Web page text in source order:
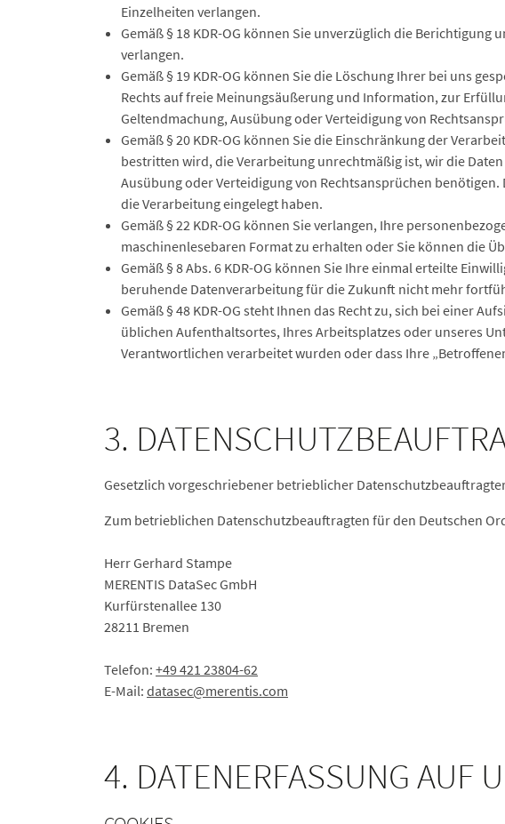
Einzelheiten verlangen.
Gemäß § 18 KDR-OG können Sie unverzüglich die
verlangen.
Gemäß § 19 KDR-OG können Sie die Löschung Ihrer bei uns
Rechts auf freie Meinungsäußerung und Information, zur
Geltendmachung, Ausübung oder Verteidigung von
Gemäß § 20 KDR-OG können Sie die Einschränkung der
bestritten wird, die Verarbeitung unrechtmäßig ist, wir die
Ausübung oder Verteidigung von Rechtsansprüchen benötigen.
die Verarbeitung eingelegt haben.
Gemäß § 22 KDR-OG können Sie verlangen, Ihre
maschinenlesebaren Format zu erhalten oder Sie können die
Gemäß § 8 Abs. 6 KDR-OG können Sie Ihre einmal erteilte
beruhende Datenverarbeitung für die Zukunft nicht mehr
Gemäß § 48 KDR-OG steht Ihnen das Recht zu, sich bei einer
üblichen Aufenthaltsortes, Ihres Arbeitsplatzes oder unseres
Verantwortlichen verarbeitet wurden oder dass Ihre
3.
Gesetzlich vorgeschriebener betrieblicher
Zum betrieblichen Datenschutzbeauftragten für den Deutschen
Herr Gerhard Stampe
MERENTIS DataSec GmbH
Kurfürstenallee 130
28211 Bremen
Telefon: +49 421 23804-62
E-Mail: datasec@merentis.com
4. DATENERFASSUNG AUF